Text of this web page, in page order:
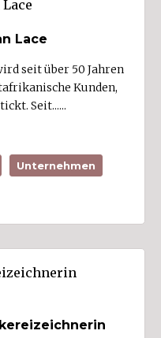
Lace
seit über 50 Jahren
Kunden,
Seit......
Unternehmen